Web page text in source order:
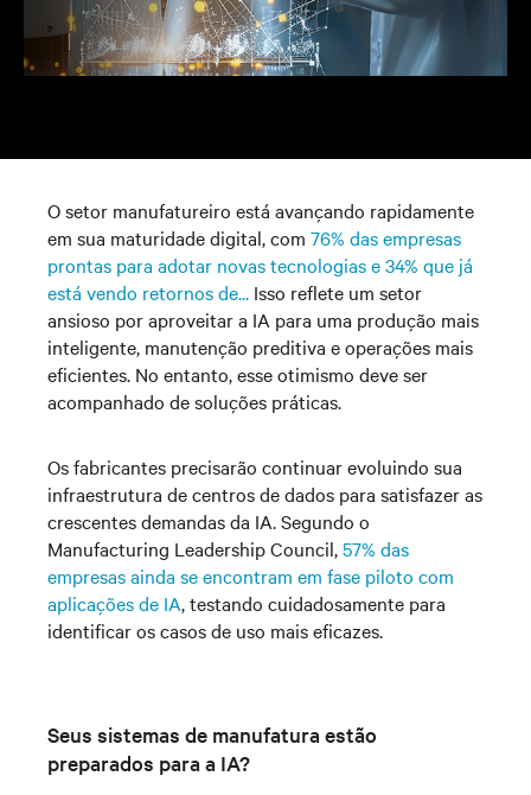
O setor manufatureiro está avançando rapidamente
em sua maturidade digital, com 76% das empresas
prontas para adotar novas tecnologias e 34% que já
está vendo retornos de... Isso reflete um setor
ansioso por aproveitar a IA para uma produção mais
inteligente, manutenção preditiva e operações mais
eficientes. No entanto, esse otimismo deve ser
acompanhado de soluções práticas.
Os fabricantes precisarão continuar evoluindo sua
infraestrutura de centros de dados para satisfazer as
crescentes demandas da IA. Segundo o
Manufacturing Leadership Council,57% das
empresas ainda se encontram em fase piloto com
aplicações de IA, testando cuidadosamente para
identificar os casos de uso mais eficazes.
Seus sistemas de manufatura estão
preparados para a IA?